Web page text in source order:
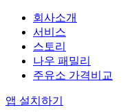
회사소개
서비스
스토리
나우 패밀리
주유소 가격비교
앱 설치하기